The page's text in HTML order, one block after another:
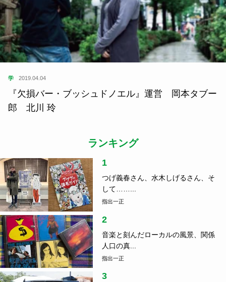
学 2019.04.04
『欠損バー・ブッシュドノエル』運営 岡本タブー
郎 北川 玲
ランキング
1
つげ義春さん、水木しげるさん、そ
して……...
指出一正
2
音楽と刻んだローカルの風景、関係
人口の真...
指出一正
3